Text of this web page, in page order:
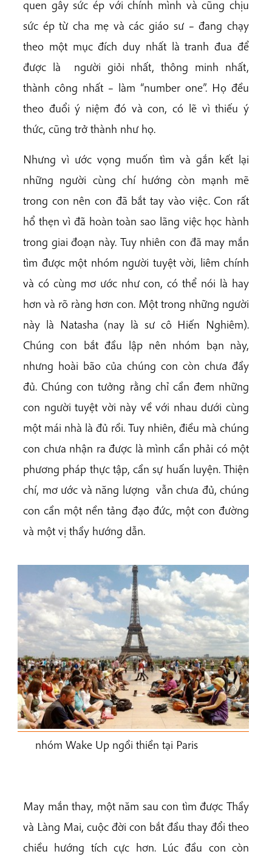
quen gây sức ép với chính mình và cũng chịu
sức ép từ cha mẹ và các giáo sư – đang chạy
theo một mục đích duy nhất là tranh đua để
được là người giỏi nhất, thông minh nhất,
thành công nhất – làm “number one”. Họ đều
theo đuổi ý niệm đó và con, có lẽ vì thiếu ý
thức, cũng trở thành như họ.
Nhưng vì ước vọng muốn tìm và gắn kết lại
những người cùng chí hướng còn mạnh mẽ
trong con nên con đã bắt tay vào việc. Con rất
hổ thẹn vì đã hoàn toàn sao lãng việc học hành
trong giai đoạn này. Tuy nhiên con đã may mắn
tìm được một nhóm người tuyệt vời, liêm chính
và có cùng mơ ước như con, có thể nói là hay
hơn và rõ ràng hơn con. Một trong những người
này là Natasha (nay là sư cô Hiến Nghiêm).
Chúng con bắt đầu lập nên nhóm bạn này,
nhưng hoài bão của chúng con còn chưa đầy
đủ. Chúng con tưởng rằng chỉ cần đem những
con người tuyệt vời này về với nhau dưới cùng
một mái nhà là đủ rồi. Tuy nhiên, điều mà chúng
con chưa nhận ra được là mình cần phải có một
phương pháp thực tập, cần sự huấn luyện. Thiện
chí, mơ ước và năng lượng vẫn chưa đủ, chúng
con cần một nền tảng đạo đức, một con đường
và một vị thầy hướng dẫn.
nhóm Wake Up ngồi thiền tại Paris
May mắn thay, một năm sau con tìm được Thầy
và Làng Mai, cuộc đời con bắt đầu thay đổi theo
chiều hướng tích cực hơn. Lúc đầu con còn